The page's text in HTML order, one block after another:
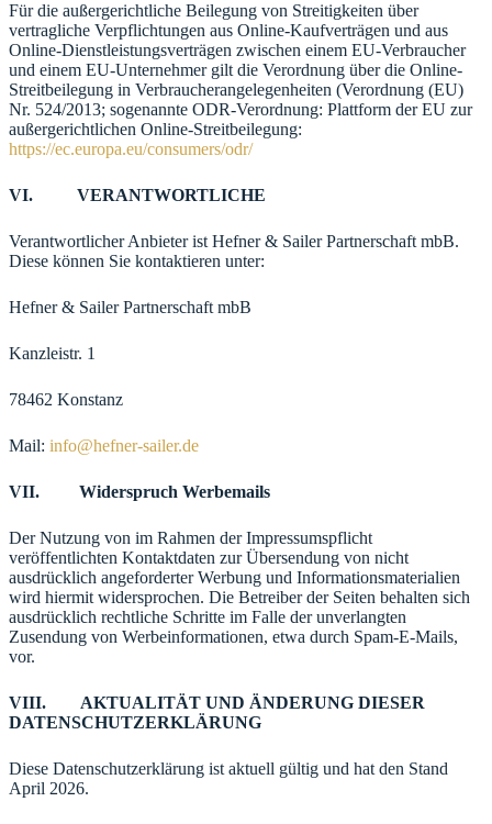
Für die außergerichtliche Beilegung von Streitigkeiten über
vertragliche Verpflichtungen aus Online-Kaufverträgen und aus
Online-Dienstleistungsverträgen zwischen einem EU-Verbraucher
und einem EU-Unternehmer gilt die Verordnung über die Online-
Streitbeilegung in Verbraucherangelegenheiten (Verordnung (EU)
Nr. 524/2013; sogenannte ODR-Verordnung: Plattform der EU zur
außergerichtlichen Online-Streitbeilegung:
https://ec.europa.eu/consumers/odr/
VI. VERANTWORTLICHE
Verantwortlicher Anbieter ist Hefner & Sailer Partnerschaft mbB.
Diese können Sie kontaktieren unter:
Hefner & Sailer Partnerschaft mbB
Kanzleistr. 1
78462 Konstanz
Mail: info@hefner-sailer.de
VII. Widerspruch Werbemails
Der Nutzung von im Rahmen der Impressumspflicht
veröffentlichten Kontaktdaten zur Übersendung von nicht
ausdrücklich angeforderter Werbung und Informationsmaterialien
wird hiermit widersprochen. Die Betreiber der Seiten behalten sich
ausdrücklich rechtliche Schritte im Falle der unverlangten
Zusendung von Werbeinformationen, etwa durch Spam-E-Mails,
vor.
VIII. AKTUALITÄT UND ÄNDERUNG DIESER
DATENSCHUTZERKLÄRUNG
Diese Datenschutzerklärung ist aktuell gültig und hat den Stand
April 2026.